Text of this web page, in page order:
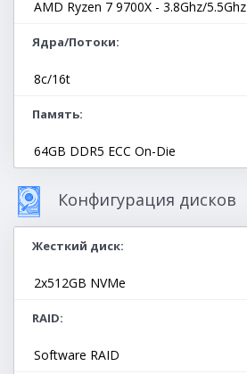
AMD Ryzen 7 9700X - 3.8Ghz/5.5Ghz
Ядра/Потоки
8c/16t
Память
64GB DDR5 ECC On-Die
Конфигурация дисков
Жесткий диск
2x512GB NVMe
RAID
Software RAID